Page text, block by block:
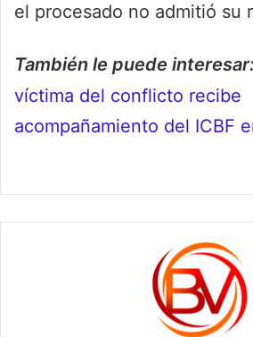
el procesado no admitió su
También le puede interesar:
víctima del conflicto recibe
acompañamiento del ICBF